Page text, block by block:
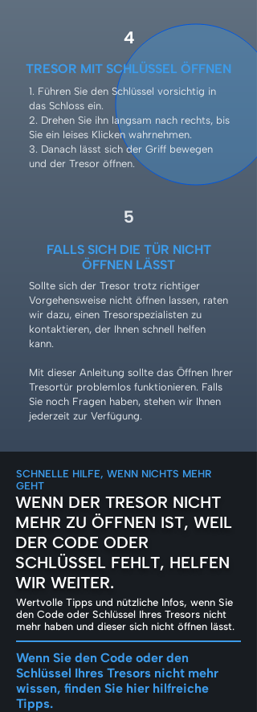
4
TRESOR MIT SCHLÜSSEL ÖFFNEN
1. Führen Sie den Schlüssel vorsichtig in
das Schloss ein.
2. Drehen Sie ihn langsam nach rechts, bis
Sie ein leises Klicken wahrnehmen.
3. Danach lässt sich der Griff bewegen
und der Tresor öffnen.
5
FALLS SICH DIE TÜR NICHT
ÖFFNEN LÄSST
Sollte sich der Tresor trotz richtiger
Vorgehensweise nicht öffnen lassen, raten
wir dazu, einen Tresorspezialisten zu
kontaktieren, der Ihnen schnell helfen
kann.
Mit dieser Anleitung sollte das Öffnen Ihrer
Tresortür problemlos funktionieren. Falls
Sie noch Fragen haben, stehen wir Ihnen
jederzeit zur Verfügung.
SCHNELLE HILFE, WENN NICHTS MEHR
GEHT
WENN DER TRESOR NICHT
MEHR ZU ÖFFNEN IST, WEIL
DER CODE ODER
SCHLÜSSEL FEHLT, HELFEN
WIR WEITER.
Wertvolle Tipps und nützliche Infos, wenn Sie
den Code oder Schlüssel Ihres Tresors nicht
mehr haben und dieser sich nicht öffnen lässt.
Wenn Sie den Code oder den
Schlüssel Ihres Tresors nicht mehr
wissen, finden Sie hier hilfreiche
Tipps.